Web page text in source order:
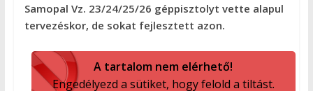
Samopal Vz. 23/24/25/26 géppisztolyt vette alapul
tervezéskor, de sokat fejlesztett azon.
A tartalom nem elérhető!
Engedélyezd a sütiket, hogy felold a tiltást.